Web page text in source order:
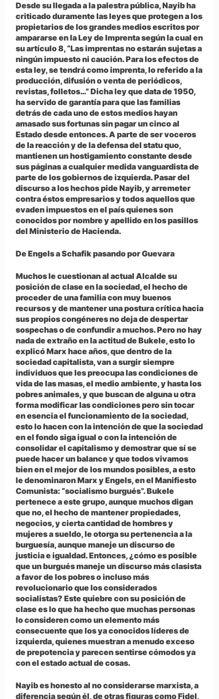
Desde su llegada a la palestra pública, Nayib ha
criticado duramente las leyes que protegen a los
propietarios de los grandes medios escritos por
ampararse en la Ley de Imprenta según la cual en
su artículo 8, “Las imprentas no estarán sujetas a
ningún impuesto ni caución. Para los efectos de
esta ley, se tendrá como imprenta, lo referido a la
producción, difusión o venta de periódicos,
revistas, folletos…” Dicha ley que data de 1950,
ha servido de garantía para que las familias
detrás de cada uno de estos medios hayan
amasado sus fortunas sin pagar un cinco al
Estado desde entonces. A parte de ser voceros
de la reacción y de la defensa del statu quo,
mantienen un hostigamiento constante desde
sus páginas a cualquier medida vanguardista de
parte de los gobiernos de izquierda. Pasar del
discurso a los hechos pide Nayib, y arremeter
contra éstos empresarios y todos aquellos que
evaden impuestos en el país quienes son
conocidos por nombre y apellido en los pasillos
del Ministerio de Hacienda.
De Engels a Schafik pasando por Guevara
Muchos le cuestionan al actual Alcalde su
posición de clase en la sociedad, el hecho de
proceder de una familia con muy buenos
recursos y de mantener una postura crítica hacia
sus propios congéneres no deja de despertar
sospechas o de confundir a muchos. Pero no hay
nada de extraño en la actitud de Bukele, esto lo
explicó Marx hace años, que dentro de la
sociedad capitalista, van a surgir siempre
individuos que les preocupa las condiciones de
vida de las masas, el medio ambiente, y hasta los
pobres animales, y que buscan de alguna u otra
forma modificar las condiciones pero sin tocar
en esencia el funcionamiento de la sociedad,
esto lo hacen con la intención de que la sociedad
en el fondo siga igual o con la intención de
consolidar el capitalismo y demostrar que sí se
puede hacer un balance y que todos vivamos
bien en el mejor de los mundos posibles, a esto
le denominaron Marx y Engels, en el Manifiesto
Comunista: “socialismo burgués”. Bukele
pertenece a este grupo, aunque muchos digan
que no, el hecho de mantener propiedades,
negocios, y cierta cantidad de hombres y
mujeres a sueldo, le otorga su pertenencia a la
burguesía, aunque maneje un discurso de
justicia e igualdad. Entonces, ¿cómo es posible
que un burgués maneje un discurso más clasista
a favor de los pobres o incluso más
revolucionario que los considerados
socialistas? Este quiebre con su posición de
clase es lo que ha hecho que muchas personas
lo consideren como un elemento más
consecuente que los ya conocidos líderes de
izquierda, quienes muestran a menudo exceso
de prepotencia y parecen sentirse cómodos ya
con el estado actual de cosas.
Nayib es honesto al no considerarse marxista, a
diferencia según él, de otras figuras como Fidel,